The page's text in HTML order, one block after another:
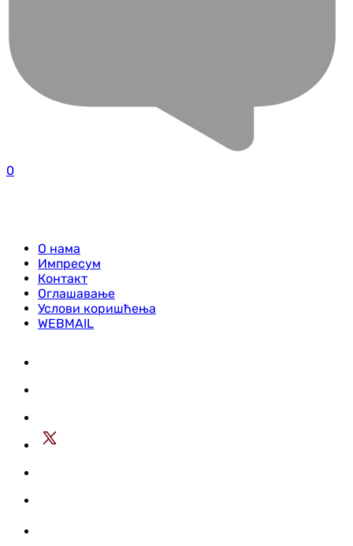
0
О нама
Импресум
Контакт
Оглашавање
Услови коришћења
WEBMAIL